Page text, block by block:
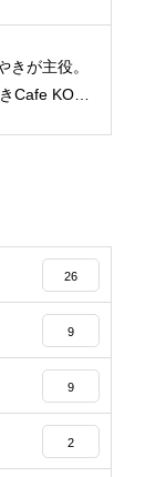
きが主役。
Cafe KOM
26
9
9
2